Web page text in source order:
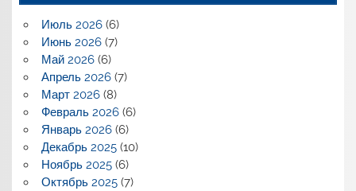
Июль 2026(6)
Июнь 2026(7)
Май 2026(6)
Апрель 2026(7)
Март 2026(8)
Февраль 2026(6)
Январь 2026(6)
Декабрь 2025(10)
Ноябрь 2025(6)
Октябрь 2025(7)